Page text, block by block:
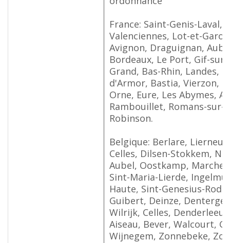
France: Saint-Genis-Laval,
Valenciennes, Lot-et-
Avignon, Draguignan,
Bordeaux, Le Port, Gif-
Grand, Bas-Rhin, Landes,
d'Armor, Bastia, Vierzon,
Orne, Eure, Les Abymes,
Rambouillet, Romans-sur-
Robinson.
Belgique: Berlare,
Celles, Dilsen-Stokkem,
Aubel, Oostkamp, Marche-
Sint-Maria-Lierde,
Haute, Sint-Genesius-
Guibert, Deinze,
Wilrijk, Celles,
Aiseau, Bever, Walcourt,
Wijnegem, Zonnebeke,